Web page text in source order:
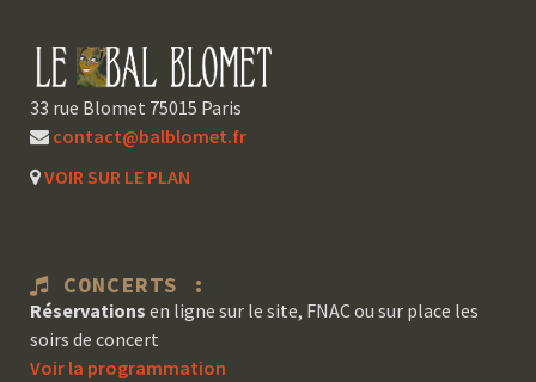
33 rue Blomet 75015 Paris
contact@balblomet.fr
VOIR SUR LE PLAN
CONCERTS :
Réservations en ligne sur le site, FNAC ou sur place les
soirs de concert
Voir la programmation